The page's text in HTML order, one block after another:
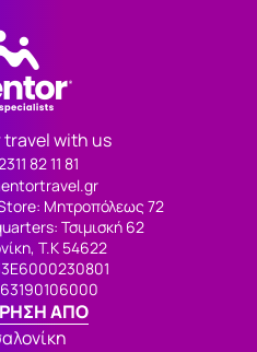
travel with us
82 11 81
Μητροπόλεως 72
Τσιμισκή 62
Τ.Κ 54622
ΑΠΟ